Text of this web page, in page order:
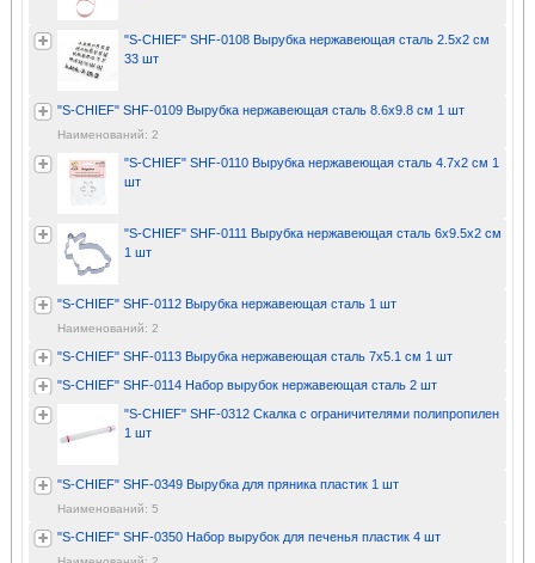
"S-CHIEF" SHF-0108 Вырубка нержавеющая сталь 2.5х2 см
33 шт
"S-CHIEF" SHF-0109 Вырубка нержавеющая сталь 8.6х9.8 см 1 шт
Наименований: 2
"S-CHIEF" SHF-0110 Вырубка нержавеющая сталь 4.7х2 см 1
шт
"S-CHIEF" SHF-0111 Вырубка нержавеющая сталь 6х9.5х2 см
1 шт
"S-CHIEF" SHF-0112 Вырубка нержавеющая сталь 1 шт
Наименований: 2
"S-CHIEF" SHF-0113 Вырубка нержавеющая сталь 7х5.1 см 1 шт
"S-CHIEF" SHF-0114 Набор вырубок нержавеющая сталь 2 шт
"S-CHIEF" SHF-0312 Скалка с ограничителями полипропилен
1 шт
"S-CHIEF" SHF-0349 Вырубка для пряника пластик 1 шт
Наименований: 5
"S-CHIEF" SHF-0350 Набор вырубок для печенья пластик 4 шт